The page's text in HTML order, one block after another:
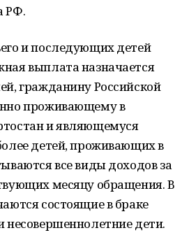
РФ.
и последующих детей
выплата назначается
гражданину Российской
проживающему в
и являющемуся
детей, проживающих в
все виды доходов за
месяцу обращения. В
состоящие в браке
несовершеннолетние дети.